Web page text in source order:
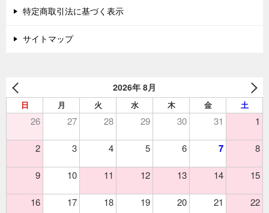
特定商取引法に基づく表示
サイトマップ
2026年 8月
日 月 火 水 木 金 土
26 27 28 29 30 31 1
2 3 4 5 6 7 8
9 10 11 12 13 14 15
16 17 18 19 20 21 22